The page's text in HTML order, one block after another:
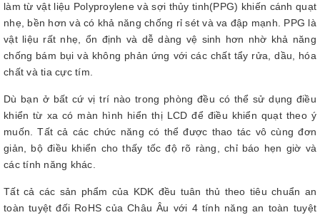
làm từ vật liệu Polyproylene và sợi thủy tinh(PPG) khiến cánh quạt
nhẹ, bền hơn và có khả năng chống rỉ sét và va đập mạnh. PPG là
vật liệu rất nhẹ, ổn định và dễ dàng vệ sinh hơn nhờ khả năng
chống bám bụi và không phản ứng với các chất tẩy rửa, dầu, hóa
chất và tia cực tím.
Dù bạn ở bất cứ vị trí nào trong phòng đều có thể sử dụng điều
khiển từ xa có màn hình hiển thị LCD để điều khiển quạt theo ý
muốn. Tất cả các chức năng có thể được thao tác vô cùng đơn
giản, bộ điều khiển cho thấy tốc độ rõ ràng, chỉ báo hẹn giờ và
các tính năng khác.
Tất cả các sản phẩm của KDK đều tuân thủ theo tiêu chuẩn an
toàn tuyệt đối RoHS của Châu Âu với 4 tính năng an toàn tuyệt